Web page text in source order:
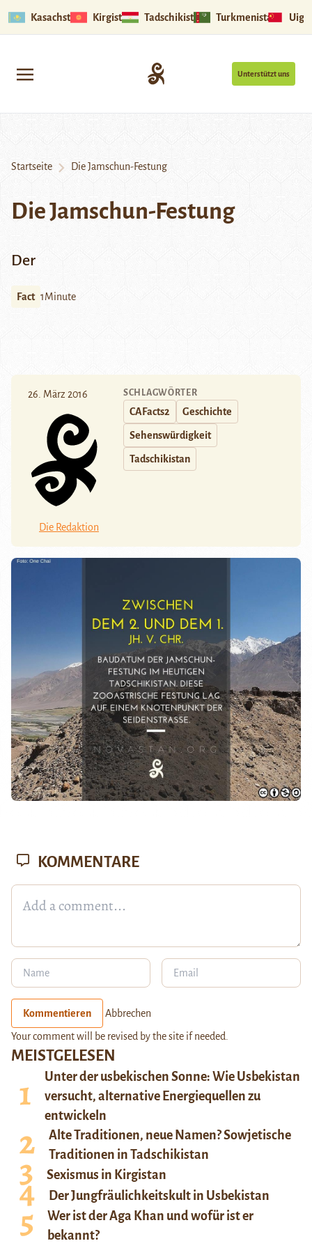
Kasachstan Kirgistan Tadschikistan Turkmenistan
Unterstützt uns
Startseite Die Jamschun-Festung
Die Jamschun-Festung
Der
Fact 1Minute
26. März 2016
Die Redaktion
SCHLAGWÖRTER
CAFacts2 Geschichte
Sehenswürdigkeit
Tadschikistan
MEISTGELESEN
Unter der usbekischen Sonne: Wie Usbekistan
versucht, alternative Energiequellen zu
entwickeln
Alte Traditionen, neue Namen? Sowjetische
Traditionen in Tadschikistan
Sexismus in Kirgistan
Der Jungfräulichkeitskult in Usbekistan
Wer ist der Aga Khan und wofür ist er
bekannt?
KOMMENTARE
Kommentieren Abbrechen
Your comment will be revised by the site if needed.